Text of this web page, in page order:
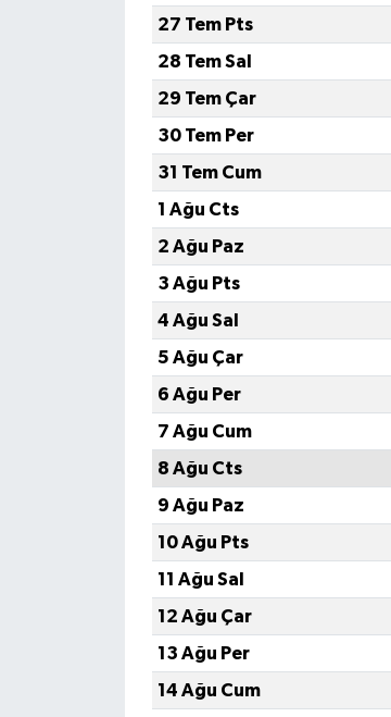
27 Tem Pts
28 Tem Sal
29 Tem Çar
30 Tem Per
31 Tem Cum
1 Ağu Cts
2 Ağu Paz
3 Ağu Pts
4 Ağu Sal
5 Ağu Çar
6 Ağu Per
7 Ağu Cum
8 Ağu Cts
9 Ağu Paz
10 Ağu Pts
11 Ağu Sal
12 Ağu Çar
13 Ağu Per
14 Ağu Cum